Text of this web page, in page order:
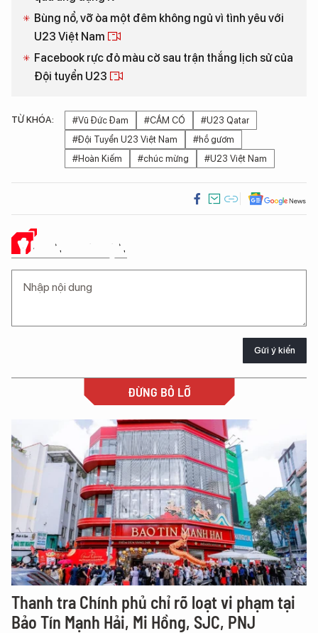
Bùng nổ, vỡ òa một đêm không ngủ vì tình yêu với
U23 Việt Nam
Facebook rực đỏ màu cờ sau trận thắng lịch sử của
Đội tuyển U23
TỪ KHÓA: #Vũ Đức Đam #CẦM CỐ
#U23 Qatar
#Đội Tuyển U23 Việt Nam
#hồ gươm
#Hoàn Kiếm
#chúc mừng #U23 Việt Nam
Ý KIẾN CỦA BẠN
Gửi ý kiến
ĐỪNG BỎ LỠ
Thanh tra Chính phủ chỉ rõ loạt vi phạm tại
Bảo Tín Mạnh Hải, Mi Hồng, SJC, PNJ